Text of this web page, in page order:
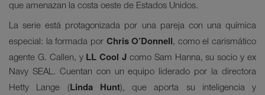
que amenazan la costa oeste de Estados Unidos.
La serie está protagonizada por una pareja con una química
especial: la formada por Chris O’Donnell, como el carismático
agente G. Callen, y LL Cool J como Sam Hanna, su socio y ex
Navy SEAL. Cuentan con un equipo liderado por la directora
Hetty Lange (Linda Hunt), que aporta su inteligencia y